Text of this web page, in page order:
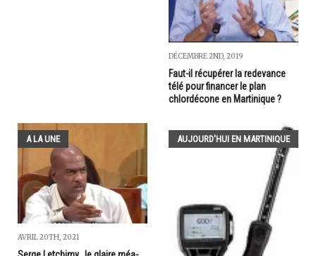
DÉCEMBRE 2ND, 2019
Faut-il récupérer la redevance
télé pour financer le plan
chlordécone en Martinique ?
A LA UNE
AVRIL 20TH, 2021
AUJOURD'HUI EN MARTINIQUE